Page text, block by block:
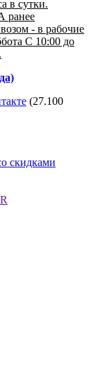
в сутки.
ранее
- в рабочие
С 10:00 до
(27.100
скидками